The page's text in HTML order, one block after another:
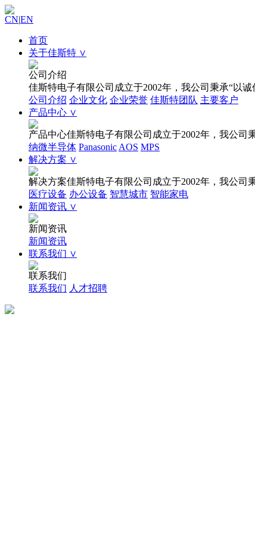
CN|EN
首页
关于佳斯特 ∨
公司介绍
佳斯特电子有限公司成立于2002年，我公司秉承“以
公司介绍 企业文化 企业荣誉 佳斯特团队 主要客户
产品中心 ∨
产品中心佳斯特电子有限公司成立于2002年，我公司
纳微半导体 Panasonic AOS MPS
解决方案 ∨
解决方案佳斯特电子有限公司成立于2002年，我公司
医疗设备 办公设备 智慧城市 智能家电
新闻资讯 ∨
新闻资讯
新闻资讯
联系我们 ∨
联系我们
联系我们 人才招聘